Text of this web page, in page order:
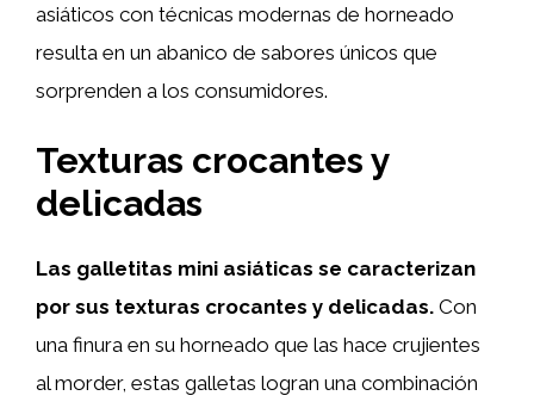
asiáticos con técnicas modernas de horneado
resulta en un abanico de sabores únicos que
sorprenden a los consumidores.
Texturas crocantes y
delicadas
Las galletitas mini asiáticas se caracterizan
por sus texturas crocantes y delicadas. Con
una finura en su horneado que las hace crujientes
al morder, estas galletas logran una combinación